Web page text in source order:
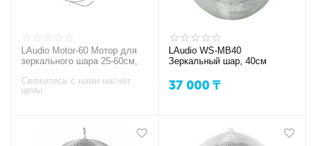
LAudio Motor-60 Мотор для
зеркального шара 25-60см,
Свяжитесь с нами насчёт
цены
LAudio WS-MB40
Зеркальный шар, 40см
37 000₸